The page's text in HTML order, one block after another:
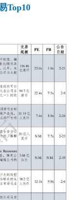
Top10